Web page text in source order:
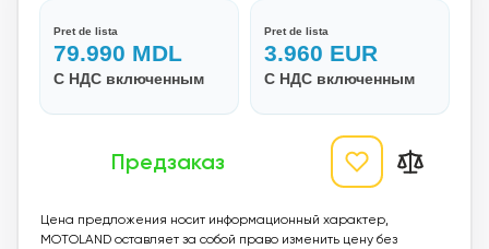
Pret de lista
79.990 MDL
С НДС включенным
Pret de lista
3.960 EUR
С НДС включенным
Предзаказ
Цена предложения носит информационный характер,
MOTOLAND оставляет за собой право изменить цену без